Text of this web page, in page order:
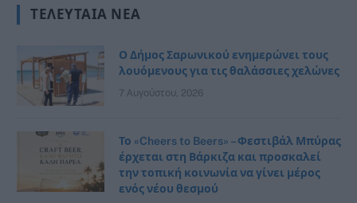
ΤΕΛΕΥΤΑΊΑ ΝΈΑ
Ο Δήμος Σαρωνικού ενημερώνει τους
λουόμενους για τις θαλάσσιες χελώνες
7 Αυγούστου, 2026
Το «Cheers to Beers» – Φεστιβάλ Μπύρας
έρχεται στη Βάρκιζα και προσκαλεί
την τοπική κοινωνία να γίνει μέρος
ενός νέου θεσμού